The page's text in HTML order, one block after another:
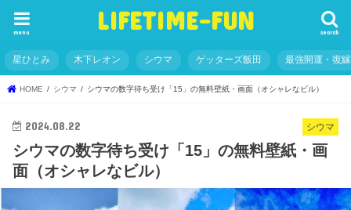
LIFETIME-FUN search
menu
星ひとみ 木下レオン シウマ ゲッターズ飯田 最強開運・復
HOME シウマ シウマの数字待ち受け「15」の無料壁紙・画面（オシャレなビル）
シウマ
2024.08.22
シウマの数字待ち受け「15」の無料壁紙・画
面（オシャレなビル）